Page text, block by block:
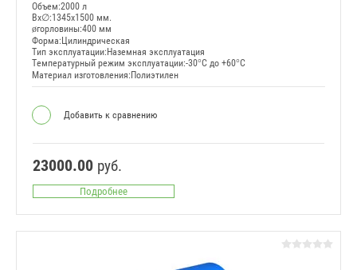
Объем:2000 л
Вx∅:1345x1500 мм.
øгорловины:400 мм
Форма:Цилиндрическая
Тип эксплуатации:Наземная эксплуатация
Температурный режим эксплуатации:-30°C до +60°C
Материал изготовления:Полиэтилен
Добавить к сравнению
23000.00 руб.
Подробнее